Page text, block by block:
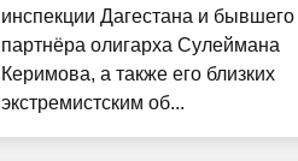
инспекции Дагестана и бывшего
партнёра олигарха Сулеймана
Керимова, а также его близких
экстремистским об...